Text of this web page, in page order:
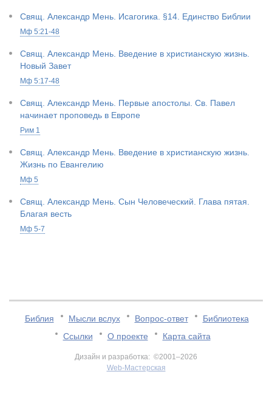
Свящ. Александр Мень. Исагогика. §14. Единство Библии
Мф 5:21-48
Свящ. Александр Мень. Введение в христианскую жизнь.
Новый Завет
Мф 5:17-48
Свящ. Александр Мень. Первые апостолы. Св. Павел
начинает проповедь в Европе
Рим 1
Свящ. Александр Мень. Введение в христианскую жизнь.
Жизнь по Евангелию
Мф 5
Свящ. Александр Мень. Сын Человеческий. Глава пятая.
Благая весть
Мф 5-7
Библия Мысли вслух Вопрос-ответ
Библиотека
Ссылки
О проекте Карта сайта
Дизайн и разработка: ©2001–2026
Web-Мастерская